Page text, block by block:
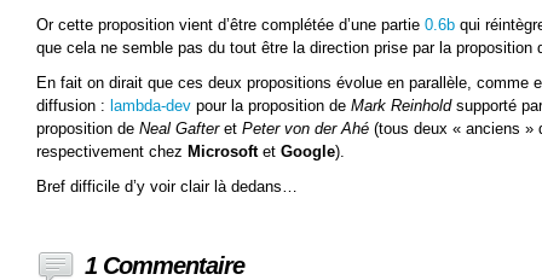
Or cette proposition vient d’être complétée d’une partie 0.6b qui
que cela ne semble pas du tout être la direction prise par la proposition
En fait on dirait que ces deux propositions évolue en parallèle, comme
diffusion : lambda-dev pour la proposition de Mark Reinholdsupporté
proposition de Neal Gafteret Peter von der Ahé (tous deux « anciens »
respectivement chez Microsoftet Google).
Bref difficile d’y voir clair là dedans…
1 Commentaire